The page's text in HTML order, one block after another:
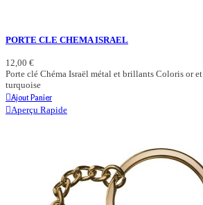
PORTE CLE CHEMA ISRAEL
12,00 €
Porte clé Chéma Israël métal et brillants Coloris or et
turquoise
Ajout Panier
Aperçu Rapide